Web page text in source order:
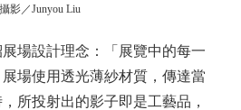
影／Junyou Liu
場設計理念：「展覽中的每一
場使用透光薄紗材質，傳達當
所投射出的影子即是工藝品，